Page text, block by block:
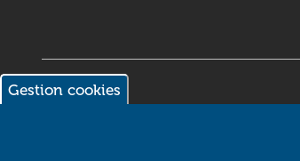
Gestion cookies